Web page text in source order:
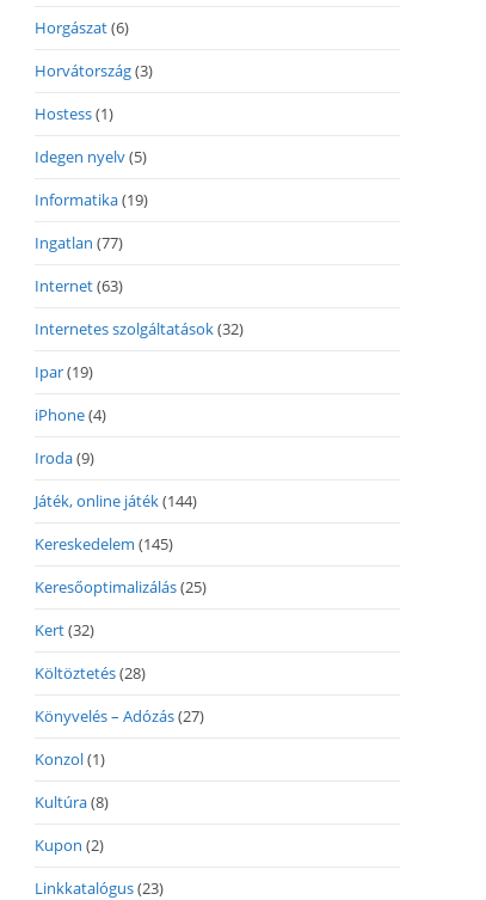
Horgászat(6)
Horvátország(3)
Hostess(1)
Idegen nyelv(5)
Informatika(19)
Ingatlan (77)
Internet(63)
Internetes szolgáltatások(32)
Ipar(19)
iPhone(4)
Iroda(9)
Játék, online játék(144)
Kereskedelem (145)
Keresőoptimalizálás(25)
Kert(32)
Költöztetés(28)
Könyvelés – Adózás(27)
Konzol(1)
Kultúra(8)
Kupon (2)
Linkkatalógus(23)